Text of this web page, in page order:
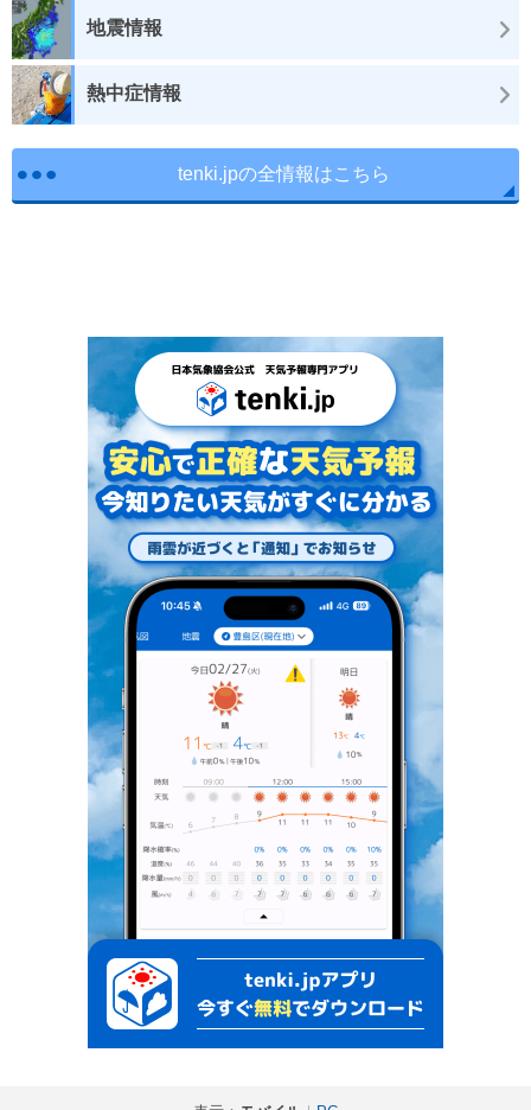
地震情報
熱中症情報
tenki.jpの全情報はこちら